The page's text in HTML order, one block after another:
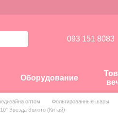
093 151 8083
Оборудование
оптом Фольгированные шары
Звезда Золото (Китай)